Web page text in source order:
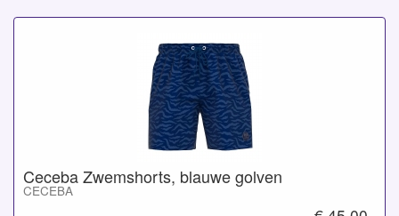
Ceceba Zwemshorts, blauwe golven
CECEBA